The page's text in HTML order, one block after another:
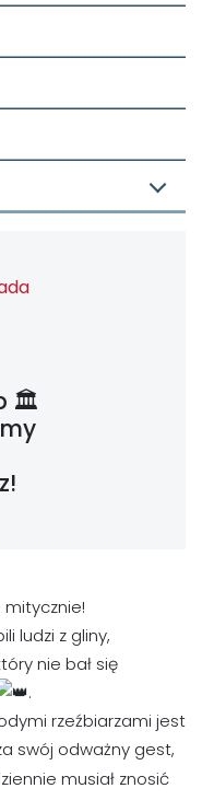
🏛️
mitycznie!
ludzi z gliny,
nie bał się
.
rzeźbiarzami jest
swój odważny gest,
musiał znosić